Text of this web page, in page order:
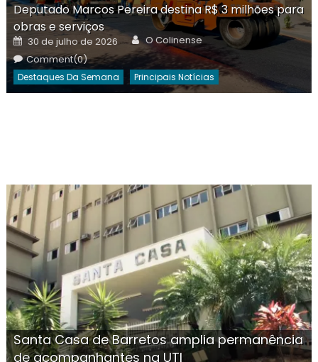
Deputado Marcos Pereira destina R$ 3 milhões para
obras e serviços
Posted
on
30 de julho de 2026 Author
O Colinense
Comment(0)
Destaques Da Semana Principais Notícias
Santa Casa de Barretos amplia permanência
de acompanhantes na UTI